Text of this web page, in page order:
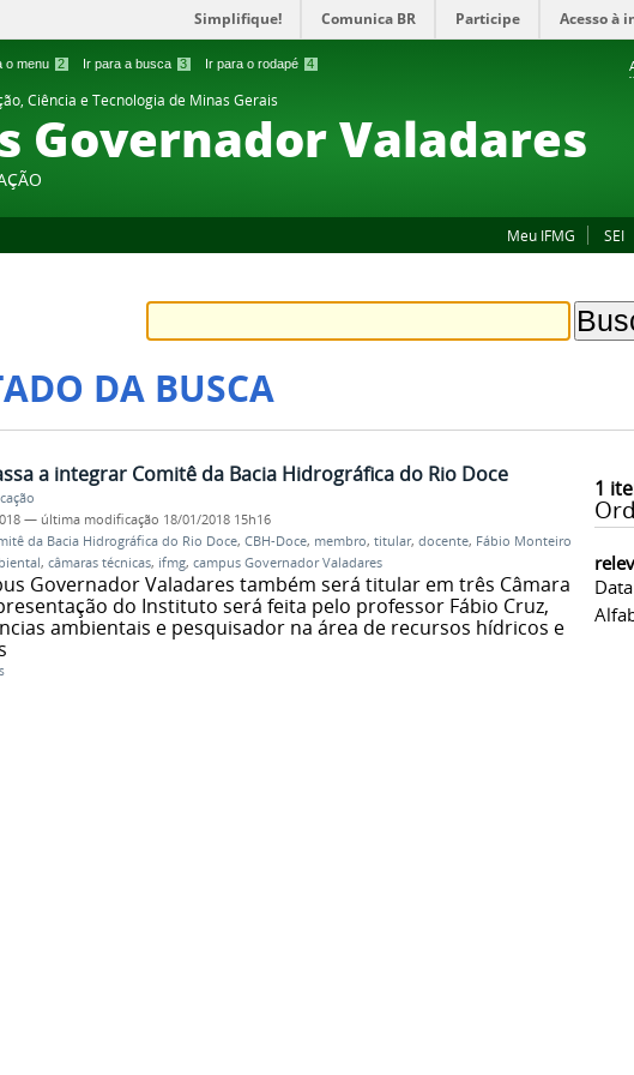
o menu 2 Ir para a busca 3 Ir para o rodapé 4
Simplifique! Comunica BR Participe Acesso à
Ciência e Tecnologia de Minas Gerais
Governador Valadares
Meu IFMG SEI
DA BUSCA
1
a integrar Comitê da Bacia Hidrográfica do Rio Doce
— última modificação 18/01/2018 15h16
da Bacia Hidrográfica do Rio Doce, CBH-Doce, membro, titular, docente, Fábio Monteiro
, câmaras técnicas, ifmg, campus Governador Valadares
Governador Valadares também será titular em três Câmaras
do Instituto será feita pelo professor Fábio Cruz,
ambientais e pesquisador na área de recursos hídricos e